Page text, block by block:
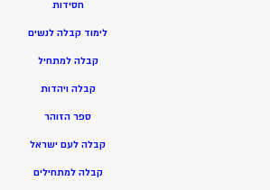
חסידות
לימוד קבלה לנשים
קבלה למתחיל
קבלה ויהדות
ספר הזוהר
קבלה לעם ישראל
קבלה למתחילים